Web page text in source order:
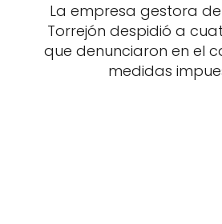
La empresa gestora
Torrejón despidió a
que denunciaron en el
medidas